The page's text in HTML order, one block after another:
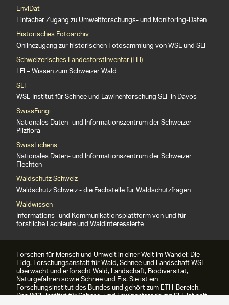
EnviDat
Einfacher Zugang zu Umweltforschungs- und Monitoring-Daten
Historisches Fotoarchiv
Onlinezugang zur historischen Fotosammlung von WSL und SLF
Schweizerisches Landesforstinventar (LFI)
LFI – Wissen zum Schweizer Wald
SLF
WSL-Institut für Schnee und Lawinenforschung SLF in Davos
SwissFungi
Nationales Daten- und Informationszentrum der Schweizer
Pilzflora
SwissLichens
Nationales Daten- und Informationszentrum der Schweizer
Flechten
Waldschutz Schweiz
Waldschutz Schweiz - die Fachstelle für Waldschutzfragen
Waldwissen
Informations- und Kommunikationsplattform von und für
forstliche Fachleute und Waldinteressierte
Forschen für Mensch und Umwelt in einer Welt im Wandel: Die
Eidg. Forschungsanstalt für Wald, Schnee und Landschaft WSL
überwacht und erforscht Wald, Landschaft, Biodiversität,
Naturgefahren sowie Schnee und Eis. Sie ist ein
Forschungsinstitut des Bundes und gehört zum ETH-Bereich.
Das WSL-Institut für Schnee- und Lawinenforschung SLF ist seit